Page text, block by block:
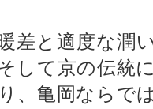
差と適度な潤
して京の伝統
、亀岡ならで